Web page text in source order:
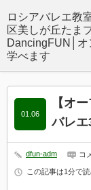
【オ
バレ
01.06
dfun-adm
【
プ
コ
この記事は1分で